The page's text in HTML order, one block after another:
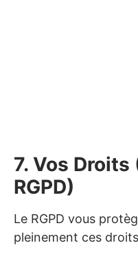
7. Vos
RGPD)
Le RGPD vous
pleinement ces